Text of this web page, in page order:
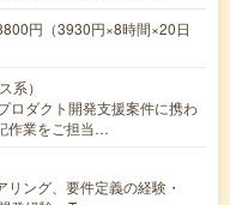
円（3930円×8時間×20日
系）
ロダクト開発支援案件に携わ
作業をご担当…
リング、要件定義の経験・